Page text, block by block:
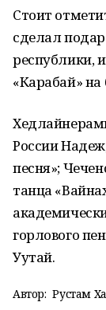
Стоит
сделал
республики,
«Карабай»
России
песня»;
танца
горлового
Уутай.
Автор: Рустам